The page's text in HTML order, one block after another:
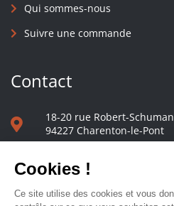
Qui sommes-nous
Suivre une commande
Contact
18-20 rue Robert-Schuman
94227 Charenton-le-Pont